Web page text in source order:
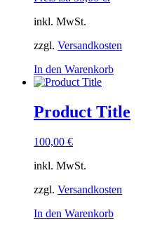
inkl. MwSt.
zzgl. Versandkosten
In den Warenkorb
Product Title
100,00 €
inkl. MwSt.
zzgl. Versandkosten
In den Warenkorb